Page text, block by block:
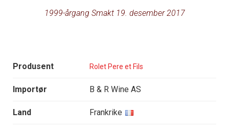
1999-årgang Smakt 19. desember 2017
Produsent Rolet Pere et Fils
Importør B & R Wine AS
Land Frankrike